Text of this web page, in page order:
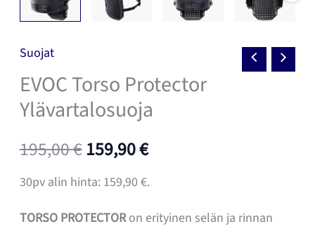
Suojat
EVOC Torso Protector
Ylävartalosuoja
195,00€ Alkuperäinen
hinta
oli:
159,90€Nykyinen
hinta
on:
30pv alin hinta: 159,90 €.
TORSO PROTECTORon erityinen selän ja rinnan